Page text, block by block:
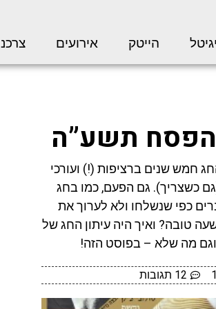
הייטק אירועים
הפסח תשע”ה
חמש שנים ברציפות (!) ועורכי
כשצריך). גם הפעם, כמו בחג
כפי שנשלחו ולא לערוך את
טובה? ואיך היה עיתון החג של
וגם מה שלא – בפוסט הזה!
12 תגובות